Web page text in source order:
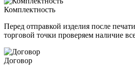
Комплектность
Перед отправкой изделия после
торговой точки проверяем наличие
Договор